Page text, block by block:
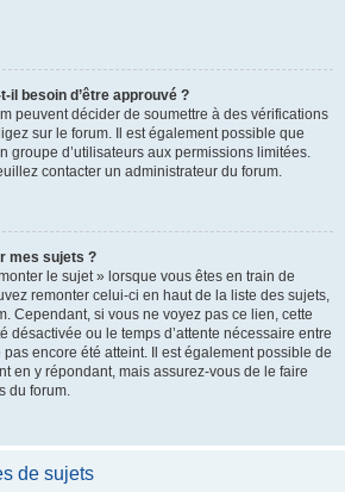
il besoin d’être approuvé ?
peuvent décider de soumettre à des vérifications
sur le forum. Il est également possible que
groupe d’utilisateurs aux permissions limitées.
contacter un administrateur du forum.
mes sujets ?
le sujet » lorsque vous êtes en train de
remonter celui-ci en haut de la liste des sujets,
Cependant, si vous ne voyez pas ce lien, cette
désactivée ou le temps d’attente nécessaire entre
pas encore été atteint. Il est également possible de
en y répondant, mais assurez-vous de le faire
du forum.
de sujets